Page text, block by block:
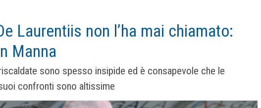
Laurentiis non l’ha mai chiamato:
Manna
sono spesso insipide ed è consapevole che le
confronti sono altissime